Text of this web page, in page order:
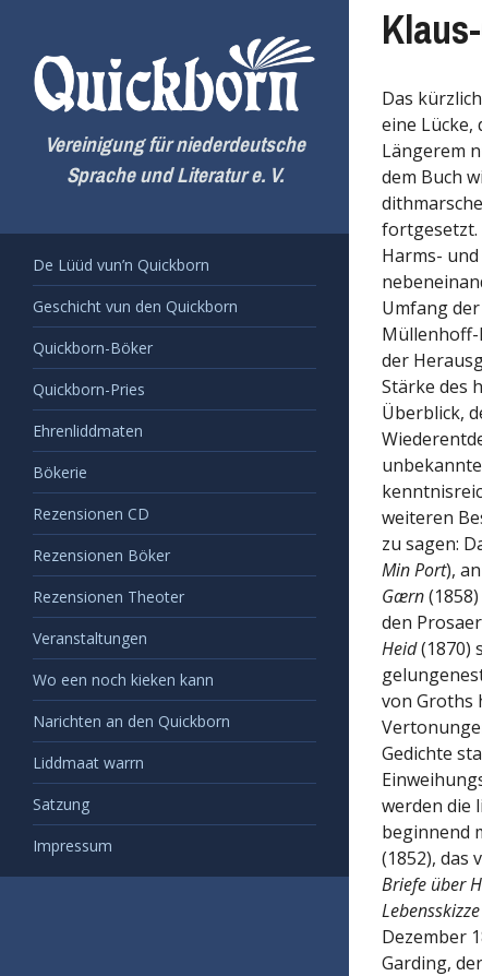
springen
Vereinigung für niederdeutsche
Sprache und Literatur e. V.
De Lüüd vun’n Quickborn
Geschicht vun den Quickborn
Quickborn-Böker
Quickborn-Pries
Ehrenliddmaten
Bökerie
Rezensionen CD
Rezensionen Böker
Rezensionen Theoter
Veranstaltungen
Wo een noch kieken kann
Narichten an den Quickborn
Liddmaat warrn
Satzung
Impressum
Das
eine Lücke,
Längerem
dem Buch
fortgesetzt.
Harms-
Umfang
Müllenhoff-
der
Stärke des
Überblick,
weiteren
zu sagen:
Min Port),
Gærn
den
Heid(1870)
von Groths
Gedichte
werden die
beginnend
(1852), das
Briefe über
Lebensskizze
Dezember
Garding,